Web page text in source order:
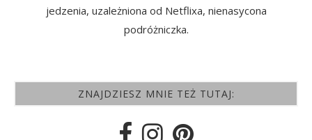
jedzenia, uzależniona od Netflixa, nienasycona
podróżniczka.
ZNAJDZIESZ MNIE TEŻ TUTAJ: